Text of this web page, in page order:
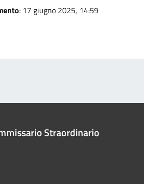
: 17 giugno 2025, 14:59
Straordinario